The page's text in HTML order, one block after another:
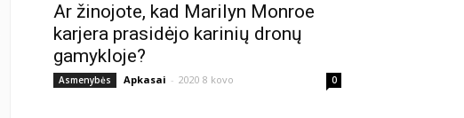
Ar žinojote, kad Marilyn Monroe
karjera prasidėjo karinių dronų
gamykloje?
Asmenybės Apkasai - 2020 8 kovo 0